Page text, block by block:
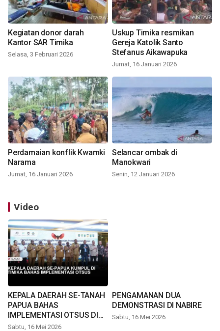
Kegiatan donor darah
Kantor SAR Timika
Selasa, 3 Februari 2026
Uskup Timika resmikan
Gereja Katolik Santo
Stefanus Aikawapuka
Jumat, 16 Januari 2026
Perdamaian konflik Kwamki
Narama
Jumat, 16 Januari 2026
Selancar ombak di
Manokwari
Senin, 12 Januari 2026
Video
KEPALA DAERAH SE-TANAH
PAPUA BAHAS
IMPLEMENTASI OTSUS DI
TIMIKA
Sabtu, 16 Mei 2026
PENGAMANAN DUA
DEMONSTRASI DI NABIRE
Sabtu, 16 Mei 2026